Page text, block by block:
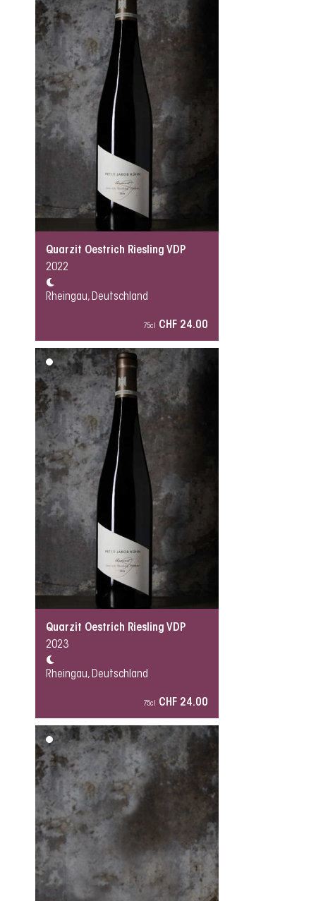
Quarzit Oestrich Riesling VDP
2022
Rheingau, Deutschland
75cl CHF 24.00
Quarzit Oestrich Riesling VDP
2023
Rheingau, Deutschland
75cl CHF 24.00